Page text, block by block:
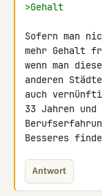
>Gehalt
Sofern man
mehr Gehalt
wenn man
anderen
auch
33 Jahren und
Besseres
Antwort